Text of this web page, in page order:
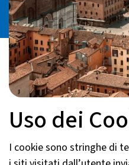
Uso dei
I cookie sono stringhe di